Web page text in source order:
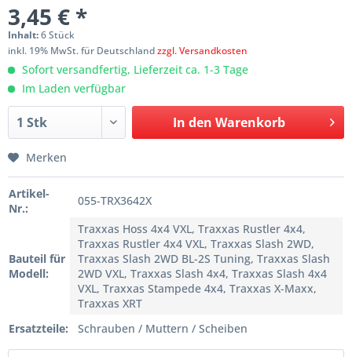
3,45 € *
Inhalt:6 Stück
inkl. 19% MwSt. für Deutschlandzzgl. Versandkosten
Sofort versandfertig, Lieferzeit ca. 1-3 Tage
Im Laden verfügbar
In den Warenkorb
Merken
Artikel-
Nr.:
055-TRX3642X
Bauteil für
Modell:
Traxxas Hoss 4x4 VXL, Traxxas Rustler 4x4,
Traxxas Rustler 4x4 VXL, Traxxas Slash 2WD,
Traxxas Slash 2WD BL-2S Tuning, Traxxas Slash
2WD VXL, Traxxas Slash 4x4, Traxxas Slash 4x4
VXL, Traxxas Stampede 4x4, Traxxas X-Maxx,
Traxxas XRT
Ersatzteile:
Schrauben / Muttern / Scheiben